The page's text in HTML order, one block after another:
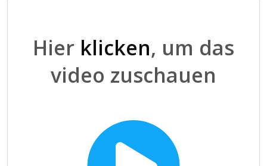
Hier klicken, um das
video zuschauen